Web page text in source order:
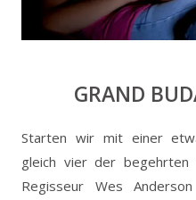
GRAND
Starten wir mit einer
gleich vier der begehrten
Regisseur Wes